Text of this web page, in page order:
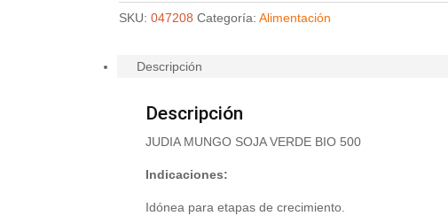
SKU:047208 Categoría:Alimentación
Descripción
Descripción
JUDIA MUNGO SOJA VERDE BIO 500
Indicaciones:
Idónea para etapas de crecimiento.